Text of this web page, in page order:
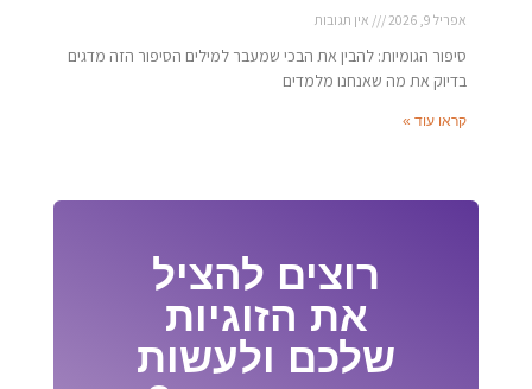
אפריל 9, 2026 אין תגובות
סיפור הגומיות: להבין את הבכי שמעבר למילים הסיפור הזה מדגים
בדיוק את מה שאנחנו מלמדים
קראו עוד »
רוצים להציל
את הזוגיות
שלכם ולעשות